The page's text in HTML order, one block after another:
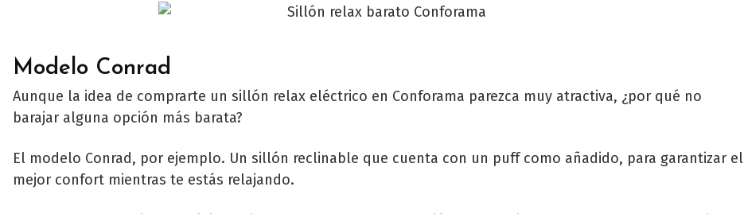
Modelo Conrad
Aunque la idea de comprarte un sillón relax eléctrico en Conforama parezca muy atractiva, ¿por qué no
barajar alguna opción más barata?
El modelo Conrad, por ejemplo. Un sillón reclinable que cuenta con un puff como añadido, para garantizar el
mejor confort mientras te estás relajando.